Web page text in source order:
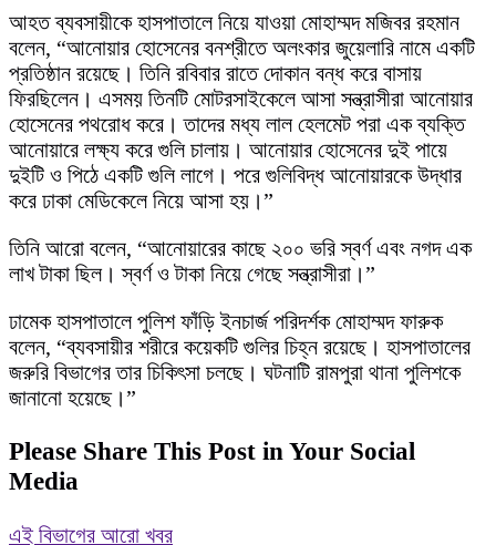
আহত ব্যবসায়ীকে হাসপাতালে নিয়ে যাওয়া মোহাম্মদ মজিবর রহমান
বলেন, “আনোয়ার হোসেনের বনশ্রীতে অলংকার জুয়েলারি নামে একটি
প্রতিষ্ঠান রয়েছে। তিনি রবিবার রাতে দোকান বন্ধ করে বাসায়
ফিরছিলেন। এসময় তিনটি মোটরসাইকেলে আসা সন্ত্রাসীরা আনোয়ার
হোসেনের পথরোধ করে। তাদের মধ্য লাল হেলমেট পরা এক ব্যক্তি
আনোয়ারে লক্ষ্য করে গুলি চালায়। আনোয়ার হোসেনের দুই পায়ে
দুইটি ও পিঠে একটি গুলি লাগে। পরে গুলিবিদ্ধ আনোয়ারকে উদ্ধার
করে ঢাকা মেডিকেলে নিয়ে আসা হয়।”
তিনি আরো বলেন, “আনোয়ারের কাছে ২০০ ভরি স্বর্ণ এবং নগদ এক
লাখ টাকা ছিল। স্বর্ণ ও টাকা নিয়ে গেছে সন্ত্রাসীরা।”
ঢামেক হাসপাতালে পুলিশ ফাঁড়ি ইনচার্জ পরিদর্শক মোহাম্মদ ফারুক
বলেন, “ব্যবসায়ীর শরীরে কয়েকটি গুলির চিহ্ন রয়েছে। হাসপাতালের
জরুরি বিভাগের তার চিকিৎসা চলছে। ঘটনাটি রামপুরা থানা পুলিশকে
জানানো হয়েছে।”
Please Share This Post in Your Social
Media
এই বিভাগের আরো খবর